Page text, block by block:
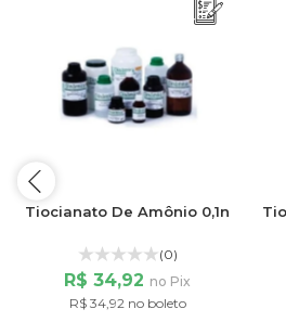
Tiocianato De Amônio 0,1n
(0)
R$ 34,92 no Pix
R$ 34,92 no boleto